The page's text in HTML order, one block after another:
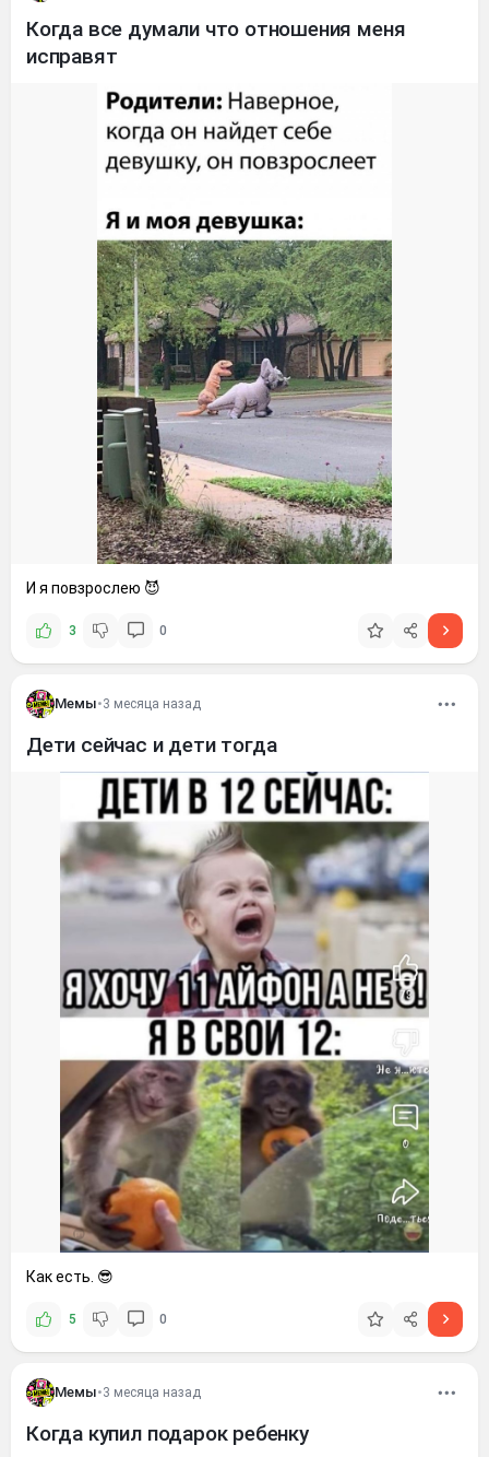
Когда все думали что отношения меня
исправят
И я повзрослею 😈
3 0
Мемы•3 месяца назад
Дети сейчас и дети тогда
Как есть. 😎
5 0
Мемы•3 месяца назад
Когда купил подарок ребенку